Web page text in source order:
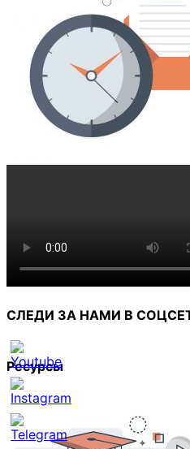
СЛЕДИ ЗА НАМИ В
Set
Youtube
Channel
Ресурсы